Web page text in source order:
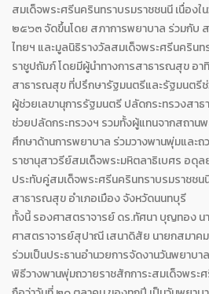
สมเด็จพระศรีนครินทราบรมราชชนนี เนื่องใ
๒๕๖๓ จัดขึ้นโดย สภาการพยาบาล ร่วมกับ
ไทยฯ และมูลนิธิรางวัลสมเด็จพระศรีนครินท
ราชูปถัมภ์ โดยมีผู้นำทางการสาธารณสุข อา
สาธารณสุข ที่ปรึกษารัฐมนตรีและรัฐมนตรีช่
ผู้ช่วยเลขานุการรัฐมนตรี ปลัดกระทรวงสา
ช่วยปลัดกระทรวงฯ รวมทั้งผู้แทนจากสถาน
ศึกษาด้านการพยาบาล ร่วมวางพานพุ่มและ
ราชานุสาวรีย์สมเด็จพระมหิตลาธิเบศร อดุ
ประทับคู่สมเด็จพระศรีนครินทราบรมราชชน
สาธารณสุข อำเภอเมือง จังหวัดนนทบุรี
ทั้งนี้ รองศาสตราจารย์ ดร.ทัศนา บุญทอง
ศาสตราจารย์สุปาณี เสนาดิสัย นายกสมาค
ร่วมเป็นประธานอำนวยการจัดงานวันพยาบ
พิธีวางพานพุ่มถวายราชสักการะสมเด็จพระ